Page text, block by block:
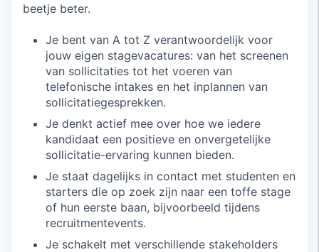
beetje beter.
Je bent van A tot Z verantwoordelijk voor
jouw eigen stagevacatures: van het screenen
van sollicitaties tot het voeren van
telefonische intakes en het inplannen van
sollicitatiegesprekken.
Je denkt actief mee over hoe we iedere
kandidaat een positieve en onvergetelijke
sollicitatie-ervaring kunnen bieden.
Je staat dagelijks in contact met studenten en
starters die op zoek zijn naar een toffe stage
of hun eerste baan, bijvoorbeeld tijdens
recruitmentevents.
Je schakelt met verschillende stakeholders